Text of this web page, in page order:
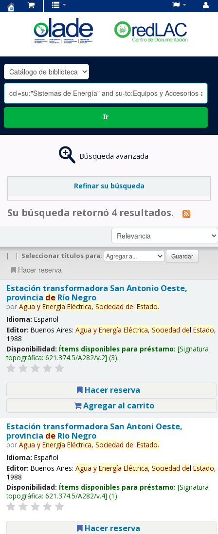
OLADE
-
Ir
Búsqueda avanzada
Refinar su búsqueda
Su búsqueda retornó 4 resultados.
| | Seleccionar títulos para:
Hacer reserva
Estación transformadora San Antonio Oeste,
provincia deRío Negro
por Agua y Energía Eléctrica, Sociedad del Estado.
Idioma: Español
Editor: Buenos Aires: Agua y Energía Eléctrica, Sociedad del Estado,
1988
Disponibilidad: Ítems disponibles para préstamo: Signatura
topográfica: 621.374.5/A282/v.2 (3).
Hacer reserva
Agregar al carrito
Estación transformadora San Antoni Oeste,
provincia deRío Negro
por Agua y Energía Eléctrica, Sociedad del Estado.
Idioma: Español
Editor: Buenos Aires: Agua y Energía Eléctrica, Sociedad del Estado,
1988
Disponibilidad: Ítems disponibles para préstamo: Signatura
topográfica: 621.374.5/A282/v.4 (1).
Hacer reserva